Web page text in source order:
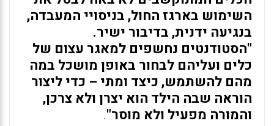
השימוש בארגז החול, בניסויי המעבדה,
בנגיעה ידנית, בדיבור ישיר.
"הסטודנטים נחשפים למאגר עצום של
כלים ועליהם לבחור באופן מושכל במה
מהם להשתמש, כיצד ומתי – כדי ליצור
הוראה שבה הילד הוא יצרן ולא צרכן,
והמורה מפעיל ולא מוסר".